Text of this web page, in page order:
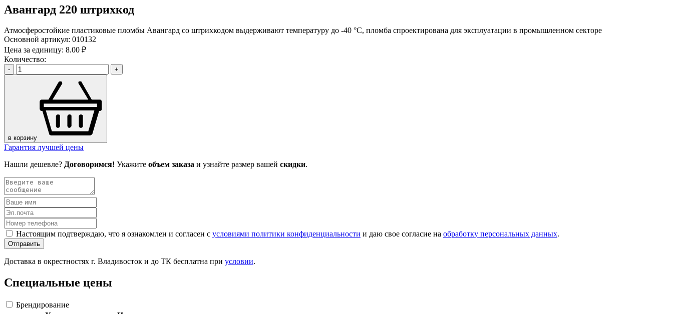
Авангард 220 штрихкод
Атмосферостойкие пластиковые пломбы Авангард со штрихкодом выдерживают температуру до -40 °C, пломба спроектирована для эксплуатации в промышленном секторе
Основной артикул: 010132
Цена за единицу: 8.00 ₽
Количество:
- +
в корзину
Гарантия лучшей цены
Нашли дешевле? Договоримся! Укажите объем заказа и узнайте размер вашей скидки.
Настоящим подтверждаю, что я ознакомлен и согласен с условиями политики конфиденциальности и даю свое согласие на обработку персональных данных.
Отправить
Доставка в окрестностях г. Владивосток и до ТК бесплатна при условии.
Специальные цены
Брендирование